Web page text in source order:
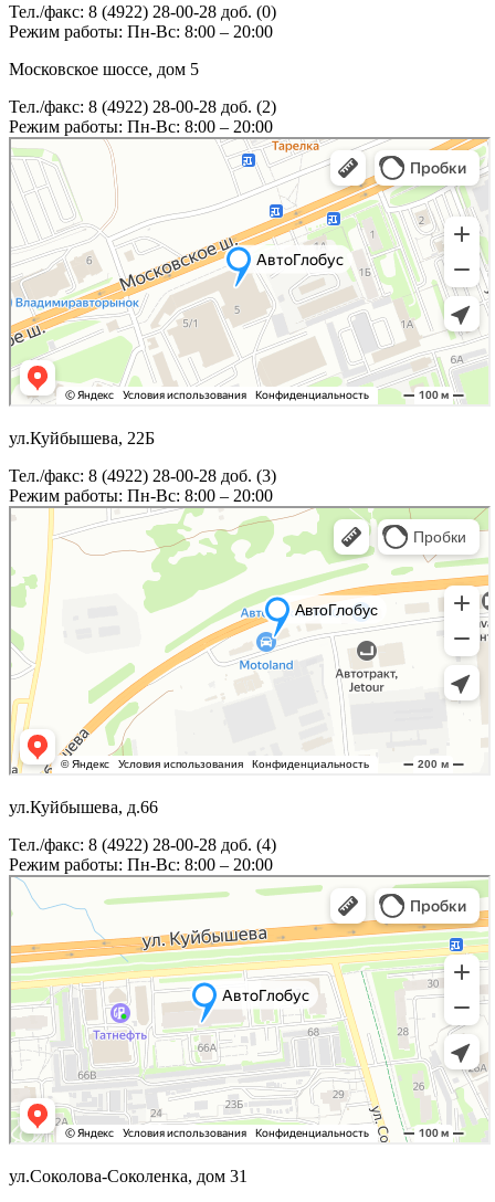
Тел./факс: 8 (4922) 28-00-28 доб. (0)
Режим работы: Пн-Вс: 8:00 – 20:00
Московское шоссе, дом 5
Тел./факс: 8 (4922) 28-00-28 доб. (2)
Режим работы: Пн-Вс: 8:00 – 20:00
ул.Куйбышева, 22Б
Тел./факс: 8 (4922) 28-00-28 доб. (3)
Режим работы: Пн-Вс: 8:00 – 20:00
ул.Куйбышева, д.66
Тел./факс: 8 (4922) 28-00-28 доб. (4)
Режим работы: Пн-Вс: 8:00 – 20:00
ул.Соколова-Соколенка, дом 31